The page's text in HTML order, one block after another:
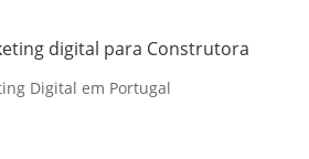
digital para Construtora
Digital em Portugal